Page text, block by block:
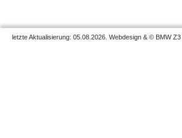
letzte Aktualisierung: 05.08.2026. Webdesign & © BMW Z3